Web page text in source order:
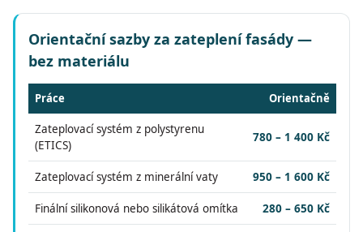
Orientační sazby za zateplení fasády —
bez materiálu
Práce Orientačně
Zateplovací systém z polystyrenu
(ETICS)
780 – 1 400 Kč
Zateplovací systém z minerální vaty 950 – 1 600 Kč
Finální silikonová nebo silikátová omítka 280 – 650 Kč